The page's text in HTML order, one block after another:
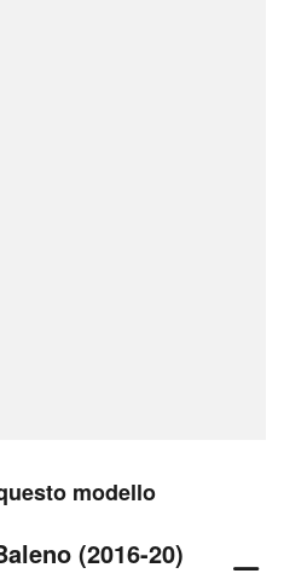
modello
(2016-20)